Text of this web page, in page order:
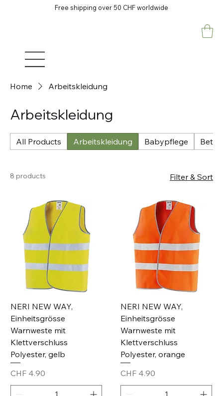
Free shipping over 50 CHF worldwide
Home Arbeitskleidung
Arbeitskleidung
All Products Arbeitskleidung Babypflege
8 products Filter & Sort
NERI NEW WAY,
Einheitsgrösse
Warnweste mit
Klettverschluss
Polyester, gelb
Price
CHF 4.90
NERI NEW WAY,
Einheitsgrösse
Warnweste mit
Klettverschluss
Polyester, orange
Price
CHF 4.90